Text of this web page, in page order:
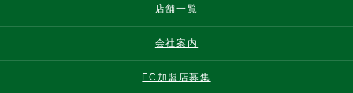
店舗一覧
会社案内
FC加盟店募集